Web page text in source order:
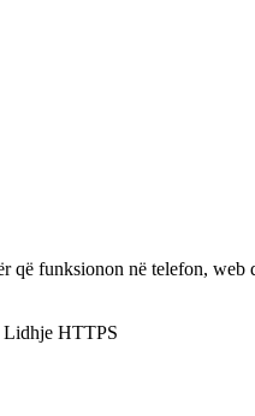
që funksionon në telefon, web
HTTPS